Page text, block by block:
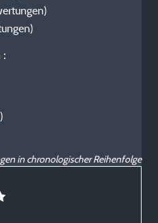
in chronologischer Reihenfolge